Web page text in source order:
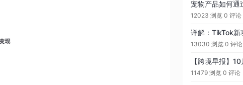
12023 浏览 0 评论
13030 浏览 0 评论
11479 浏览 0 评论